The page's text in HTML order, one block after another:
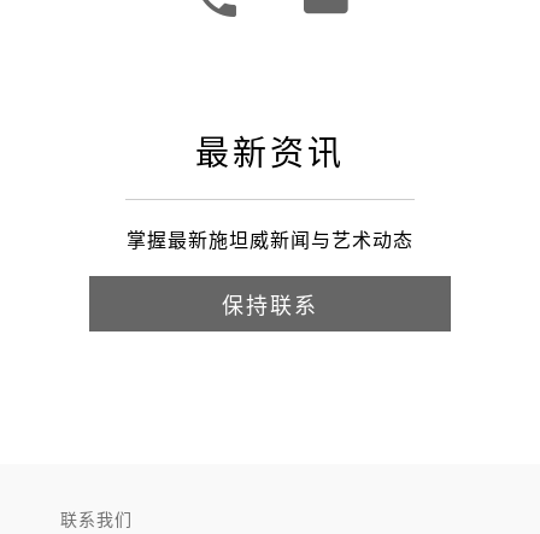
最新资讯
掌握最新施坦威新闻与艺术动态
保持联系
联系我们